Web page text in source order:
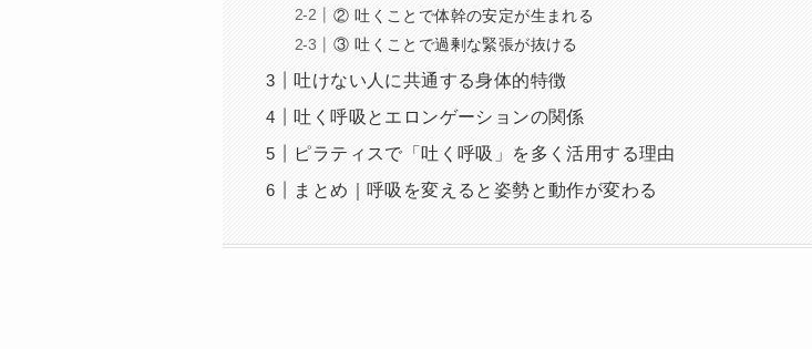
② 吐くことで体幹の安定が生まれる
③ 吐くことで過剰な緊張が抜ける
吐けない人に共通する身体的特徴
吐く呼吸とエロンゲーションの関係
ピラティスで「吐く呼吸」を多く活用する理由
まとめ｜呼吸を変えると姿勢と動作が変わる